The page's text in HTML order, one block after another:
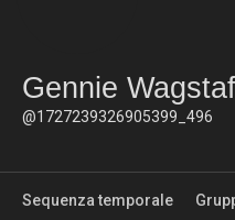
Gennie
@1727239326905399_496
Sequenza temporale